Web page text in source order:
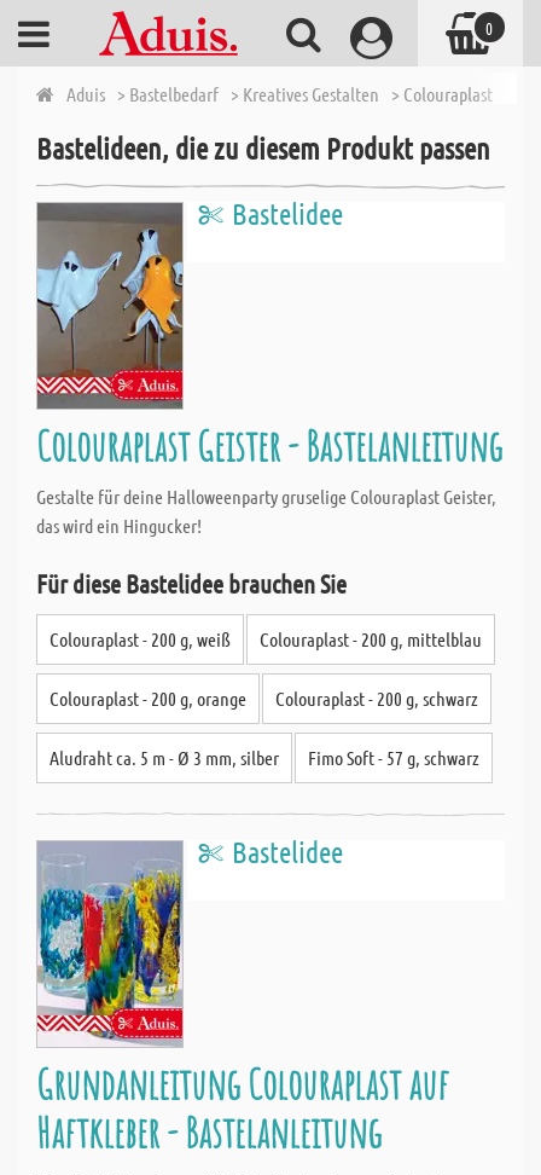
Aduis > Bastelbedarf > Kreatives Gestalten > Colouraplast
Bastelideen, die zu diesem Produkt passen
Bastelidee
Colouraplast Geister - Bastelanleitung
Gestalte für deine Halloweenparty gruselige Colouraplast Geister,
das wird ein Hingucker!
Für diese Bastelidee brauchen Sie
Colouraplast - 200 g, weiß Colouraplast - 200 g, mittelblau
Colouraplast - 200 g, orange Colouraplast - 200 g, schwarz
Aludraht ca. 5 m - Ø 3 mm, silber Fimo Soft - 57 g, schwarz
Bastelidee
Grundanleitung Colouraplast auf
Haftkleber - Bastelanleitung
0